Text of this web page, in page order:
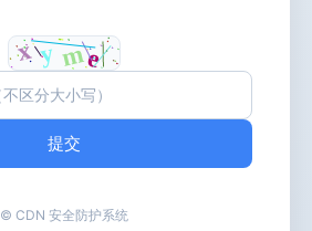
提交
© CDN 安全防护系统